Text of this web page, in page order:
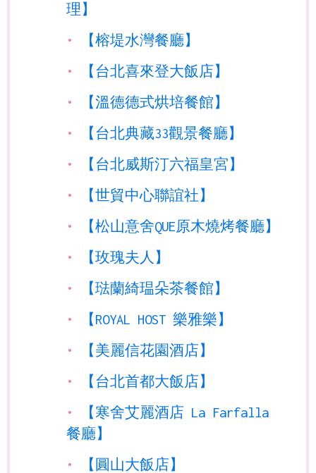
理】
【榕堤水灣餐廳】
【台北喜來登大飯店】
【溫德德式烘培餐館】
【台北典藏33觀景餐廳】
【台北威斯汀六福皇宮】
【世貿中心聯誼社】
【松山意舍QUE原木燒烤餐廳】
【玫瑰夫人】
【琺蘭綺瑥朵茶餐館】
【ROYAL HOST 樂雅樂】
【美麗信花園酒店】
【台北首都大飯店】
【寒舍艾麗酒店 La Farfalla
餐廳】
【圓山大飯店】